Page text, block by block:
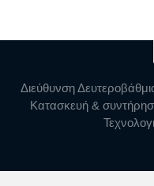
Διεύθυνση
Κατασκευή &